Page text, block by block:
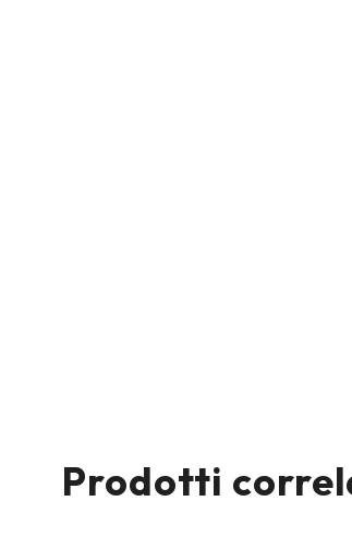
Prodotti